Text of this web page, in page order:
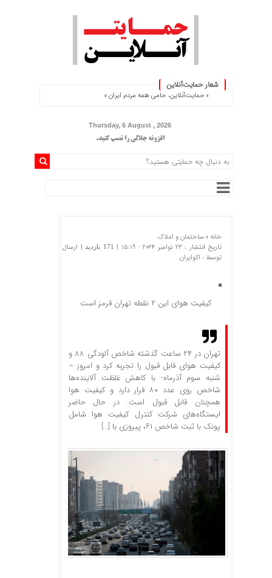
شعار حمایت‌آنلاین
« حمایت‌آنلاین، حامی همه مردم ایران »
Thursday, 6 August , 2026
افزونه جلالی را نصب کنید.
خانه » ساختمان و املاک
تاریخ انتشار : 23 نوامبر 2024 - 15:19 |
171 بازدید
| ارسال
توسط : اکوایران
کیفیت هوای این ۲ نقطه تهران قرمز است
تهران در ۲۴ ساعت گذشته شاخص آلودگی ۸۸ و
کیفیت هوای قابل قبول را تجربه کرد و امروز –
شنبه سوم آذرماه- با کاهش غلظت آلاینده‌ها
شاخص روی عدد ۸۰ قرار دارد و کیفیت هوا
همچنان قابل قبول است. در حال حاضر
ایستگاه‌های شرکت کنترل کیفیت هوا شامل
پونک با ثبت شاخص ۶۱، پیروزی با […]